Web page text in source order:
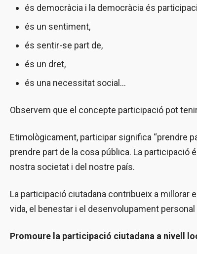
és democràcia i la democràcia és
és un sentiment,
és sentir-se part de,
és un dret,
és una necessitat social...
Observem que el concepte participació pot
Etimològicament, participar significa “prendre
prendre part de la cosa pública. La
nostra societat i del nostre país.
La participació ciutadana contribueix a millorar
vida, el benestar i el desenvolupament personal
Promoure la participació ciutadana a nivell